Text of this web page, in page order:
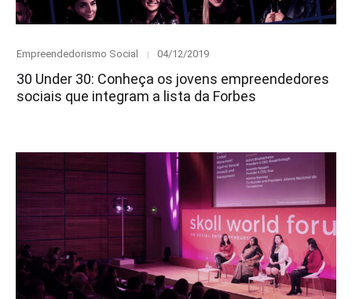
Category
Empreendedorismo Social
Posted
04/12/2019
30 Under 30: Conheça os jovens empreendedores
sociais que integram a lista da Forbes